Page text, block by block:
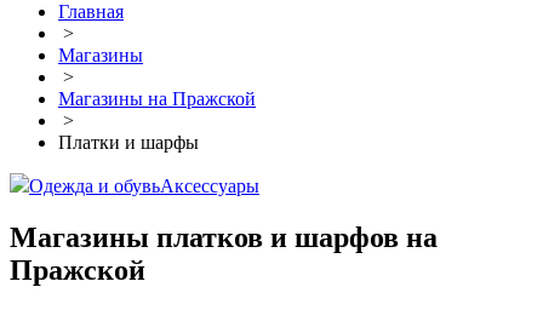
Главная
>
Магазины
>
Магазины на Пражской
>
Платки и шарфы
Одежда и обувьАксессуары
Магазины платков и шарфов на
Пражской